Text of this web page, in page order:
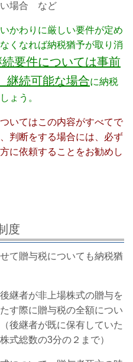
場合 など
かわりに厳しい要件が定め
くなれば納税猶予が取り消
要件については事前
継続可能な場合に納税
ょう。
いてはこの内容がすべてで
判断をする場合には、 必ず
に依頼することをお勧めし
度
て贈与税についても納税猶
継者が非上場株式の贈与を
す際に贈与税の全額につい
後継者が既に保有していた
式総数の3分の２まで）